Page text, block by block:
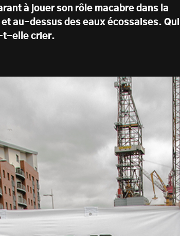
à jouer son rôle macabre dans la
au-dessus des eaux écossaises.
t-elle crier.